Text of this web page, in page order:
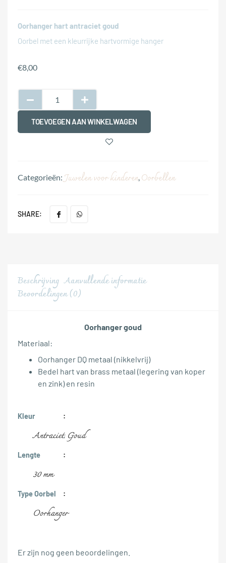
Oorhanger hart antraciet goud
Oorbel met een kleurrijke hartvormige hanger
€8,00
TOEVOEGEN AAN WINKELWAGEN
Categorieën: Juwelen voor kinderen, Oorbellen
SHARE:
Beschrijving Aanvullende informatie
Beoordelingen (0)
Oorhanger goud
Materiaal:
Oorhanger DQ metaal (nikkelvrij)
Bedel hart van brass metaal (legering van koper
en zink) en resin
Kleur
Antraciet, Goud
Lengte
30 mm
Type Oorbel
Oorhanger
Er zijn nog geen beoordelingen.